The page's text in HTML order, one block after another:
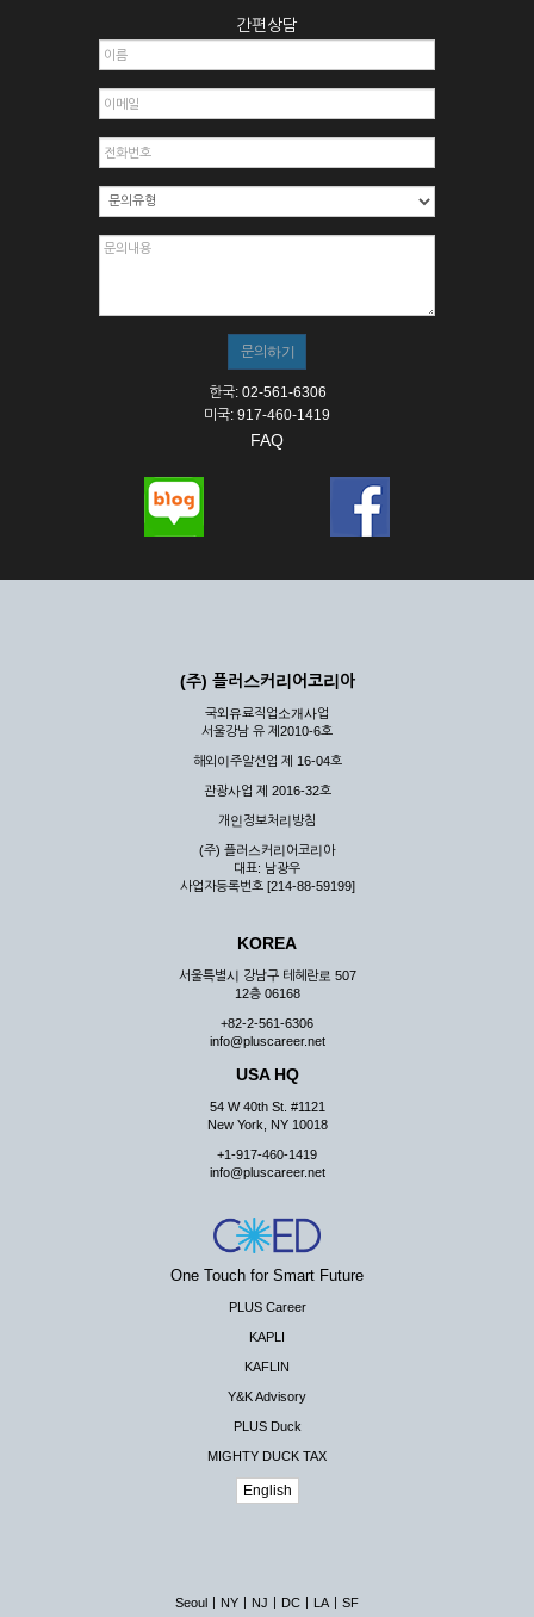
간편상담
한국: 02-561-6306
미국: 917-460-1419
FAQ
(주) 플러스커리어코리아
국외유료직업소개사업
서울강남 유 제2010-6호
해외이주알선업 제 16-04호
관광사업 제 2016-32호
개인정보처리방침
(주) 플러스커리어코리아
대표: 남광우
사업자등록번호 [214-88-59199]
KOREA
서울특별시 강남구 테헤란로 507
12층 06168
+82-2-561-6306
info@pluscareer.net
USA HQ
54 W 40th St. #1121
New York, NY 10018
+1-917-460-1419
info@pluscareer.net
One Touch for Smart Future
PLUS Career
KAPLI
KAFLIN
Y&K Advisory
PLUS Duck
MIGHTY DUCK TAX
English
Seoul NY NJ DC LA SF